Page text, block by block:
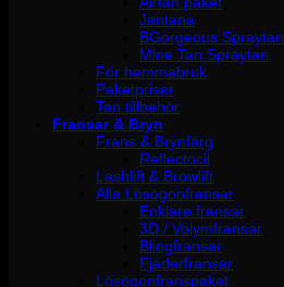
Jantana
BGorgeous Spraytan
Mine Tan Spraytan
För hemmabruk
Paketpriser
Tan tillbehör
Fransar & Bryn
Frans & Brynfärg
Reflectocil
Lashlift & Browlift
Alla Lösögonfransar
Enklare fransar
3D / Volymfransar
Blingfransar
Fjäderfransar
Lösögonfranspaket